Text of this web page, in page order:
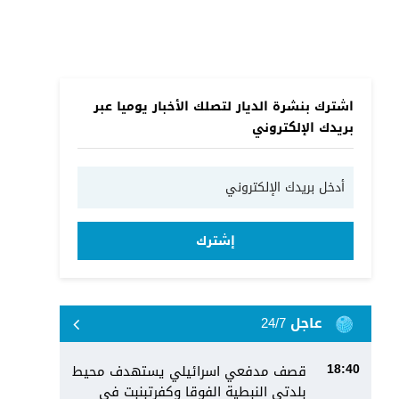
اشترك بنشرة الديار لتصلك الأخبار يوميا عبر
بريدك الإلكتروني
إشترك
عاجل 24/7
18:40
قصف مدفعي اسرائيلي يستهدف محيط
بلدتي النبطية الفوقا وكفرتبنبت في